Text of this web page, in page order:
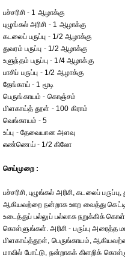
பச்சரிசி - 1 ஆழாக்கு
புழுங்கல் அரிசி - 1 ஆழாக்கு
கடலைப் பருப்பு - 1/2 ஆழாக்கு
துவரம் பருப்பு - 1/2 ஆழாக்கு
உளுந்தம் பருப்பு - 1/4 ஆழாக்கு
பாசிப் பருப்பு - 1/2 ஆழாக்கு
தேங்காய் - 1 மூடி
பெருங்காயம் - கொஞ்சம்
மிளகாய்த் தூள் - 100 கிராம்
வெங்காயம் - 5
உப்பு - தேவையான அளவு
எண்ணெய் - 1/2 கிலோ
செய்முறை :
பச்சரிசி, புழுங்கல் அரிசி, கடலைப் பருப்பு,
ஆகியவற்றை நன்றாக ஊற வைத்து
உடைத்துப் பல்லுப் பல்லாக நறுக்கிக்
கொள்ளுங்கள். அரிசி - பருப்பு அரைத்த
மிளகாய்த்தூள், பெருங்காயம்,
மாவில் போட்டு, நன்றாகக் கிளறிக்